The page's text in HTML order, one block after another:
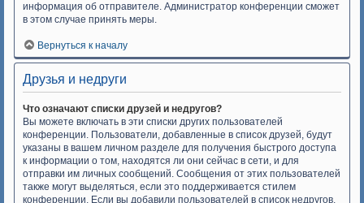
информация об отправителе. Администратор конференции сможет
в этом случае принять меры.
Вернуться к началу
Друзья и недруги
Что означают списки друзей и недругов?
Вы можете включать в эти списки других пользователей
конференции. Пользователи, добавленные в список друзей, будут
указаны в вашем личном разделе для получения быстрого доступа
к информации о том, находятся ли они сейчас в сети, и для
отправки им личных сообщений. Сообщения от этих пользователей
также могут выделяться, если это поддерживается стилем
конференции. Если вы добавили пользователей в список недругов,